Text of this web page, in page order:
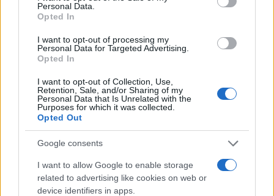
Personal Data.
Opted In
I want to opt-out of processing my
Personal Data for Targeted Advertising.
Opted In
I want to opt-out of Collection, Use,
Retention, Sale, and/or Sharing of my
Personal Data that Is Unrelated with the
Purposes for which it was collected.
Opted Out
Google consents
I want to allow Google to enable storage
related to advertising like cookies on web or
device identifiers in apps.
Potrebbero piacerti anche
Gilet da lavoro smanicato alta visibilità Rossini Basic
Hi-Vis Giallo, Arancione
3,90 €